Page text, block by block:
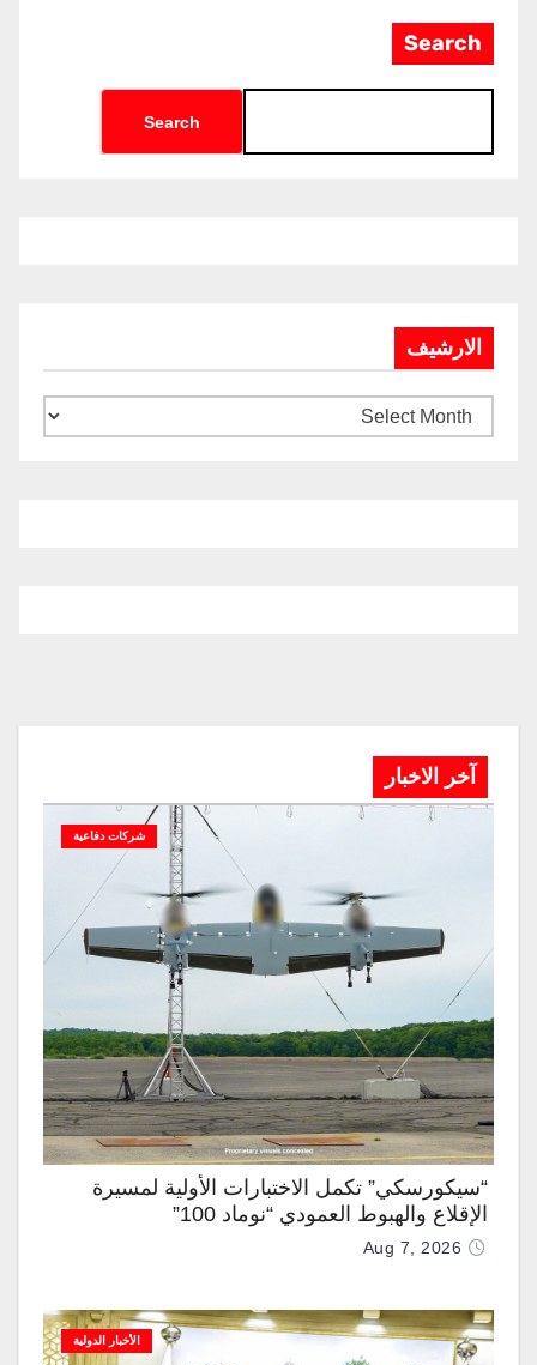
Search
Search
الارشيف
آخر الاخبار
شركات دفاعية
“سيكورسكي” تكمل الاختبارات الأولية لمسيرة
الإقلاع والهبوط العمودي “نوماد 100”
Aug 7, 2026
الأخبار الدولية